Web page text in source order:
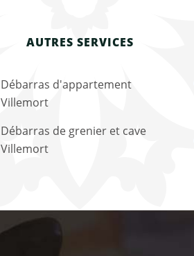
AUTRES SERVICES
Débarras d'appartement
Villemort
Débarras de grenier et cave
Villemort